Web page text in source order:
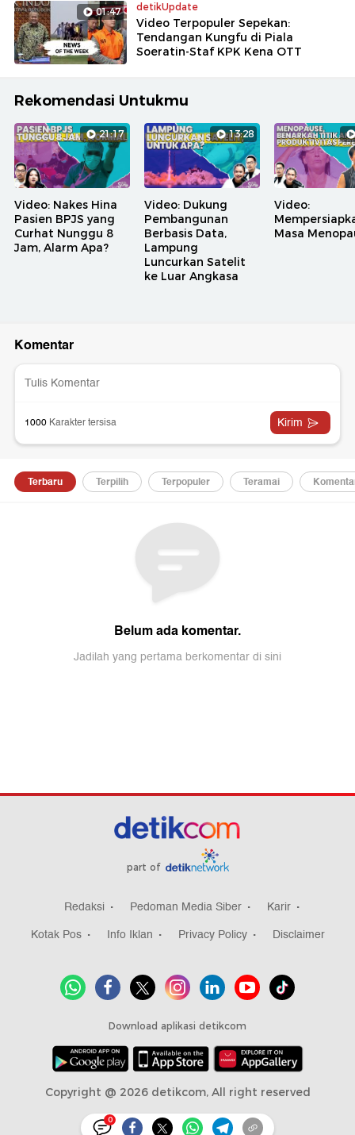
01:47 detikUpdate
Video Terpopuler Sepekan:
Tendangan Kungfu di Piala
Soeratin-Staf KPK Kena OTT
Rekomendasi Untukmu
21:17
Video: Nakes Hina
Pasien BPJS yang
Curhat Nunggu 8
Jam, Alarm Apa?
13:28
Video: Dukung
Pembangunan
Berbasis Data,
Lampung
Luncurkan Satelit
ke Luar Angkasa
Video:
Masa
0
part of
Redaksi Pedoman Media Siber
Karir
Kotak Pos
Info Iklan Privacy Policy Disclaimer
Download aplikasi detikcom
Copyright @ 2026 detikcom, All right reserved